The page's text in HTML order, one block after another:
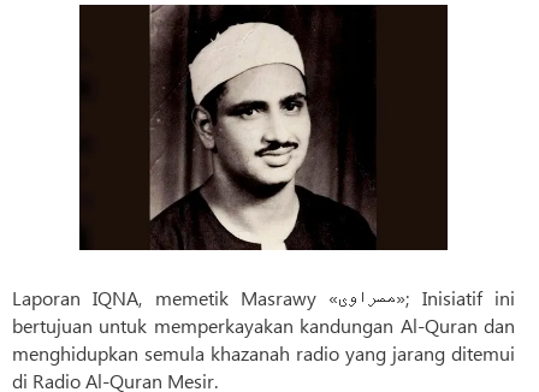
Laporan IQNA, memetik Masrawy «مصراوی»; Inisiatif ini
bertujuan untuk memperkayakan kandungan Al-Quran dan
menghidupkan semula khazanah radio yang jarang ditemui
di Radio Al-Quran Mesir.